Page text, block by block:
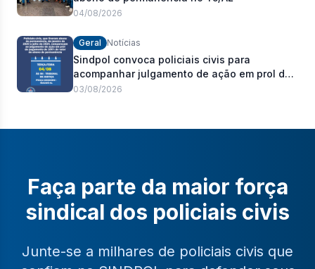
04/08/2026
Geral Notícias
Sindpol convoca policiais civis para
acompanhar julgamento de ação em prol do
pagamento de 100% do abono de
03/08/2026
Faça parte da maior força
sindical dos policiais civis
Junte-se a milhares de policiais civis que